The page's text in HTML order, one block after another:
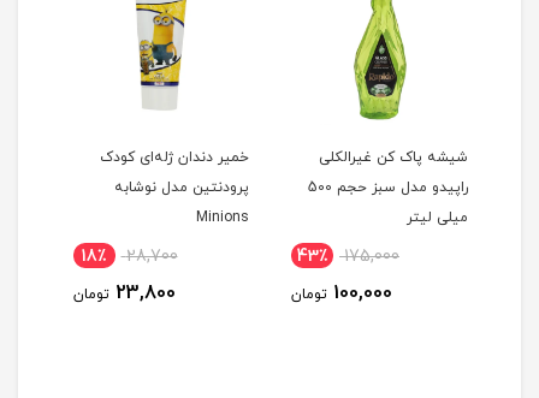
شیشه پاک کن غیرالکلی
راپیدو مدل سبز حجم 500
میلی لیتر
175,000 43٪
100,000 تومان
خمیر دندان ژله‌ای کودک
پرودنتین مدل نوشابه
Minions
28,700 18٪
23,800 تومان